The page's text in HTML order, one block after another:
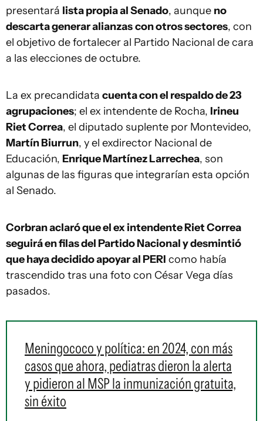
presentará lista propia al Senado, aunque no
descarta generar alianzascon otros sectores, con
el objetivo de fortalecer al Partido Nacional de cara
a las elecciones de octubre.
La ex precandidata cuenta con el respaldo de 23
agrupaciones; el ex intendente de Rocha, Irineu
Riet Correa, el diputado suplente por Montevideo,
Martín Biurrun, y el exdirector Nacional de
Educación, Enrique Martínez Larrechea, son
algunas de las figuras que integrarían esta opción
al Senado.
Corbran aclaró que el ex intendente Riet Correa
seguirá en filas del Partido Nacional y desmintió
que haya decidido apoyar al PERI como había
trascendido tras una foto con César Vega días
pasados.
Meningococo y política: en 2024, con más
casos que ahora, pediatras dieron la alerta
y pidieron al MSP la inmunización gratuita,
sin éxito